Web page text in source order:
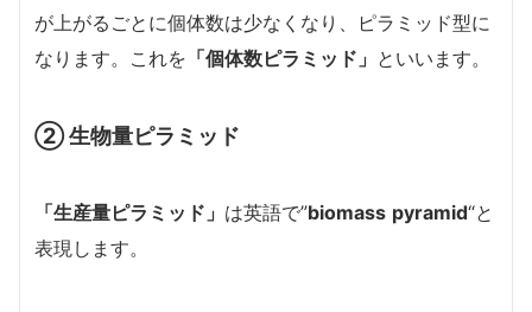
が上がるごとに個体数は少なくなり、ピラミッド型に
なります。これを 「個体数ピラミッド」 といいます。
② 生物量ピラミッド
「生産量ピラミッド」 は英語で”biomass pyramid“と
表現します。